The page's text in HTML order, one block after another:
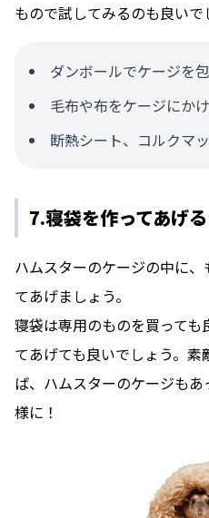
もので試してみるのも良いで
ダンボールでケージを
毛布や布をケージにか
断熱シート、コルクマ
7.寝袋を作ってあげる
ハムスターのケージの中に
てあげましょう。
寝袋は専用のものを買って
てあげても良いでしょう。
ば、ハムスターのケージも
様に！